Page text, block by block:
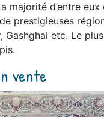
majorité d’entre
prestigieuses
Gashghai etc. Le
vente